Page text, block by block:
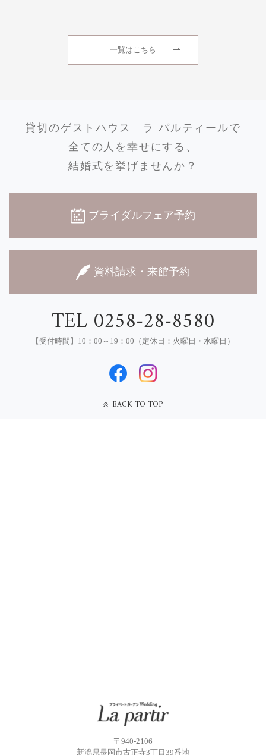
一覧はこちら
貸切のゲストハウス ラ パルティールで
全ての人を幸せにする、
結婚式を挙げませんか？
ブライダルフェア予約
資料請求・来館予約
TEL 0258-28-8580
【受付時間】10：00～19：00（定休日：火曜日・水曜日）
BACK TO TOP
〒940-2106
新潟県長岡市古正寺3丁目39番地